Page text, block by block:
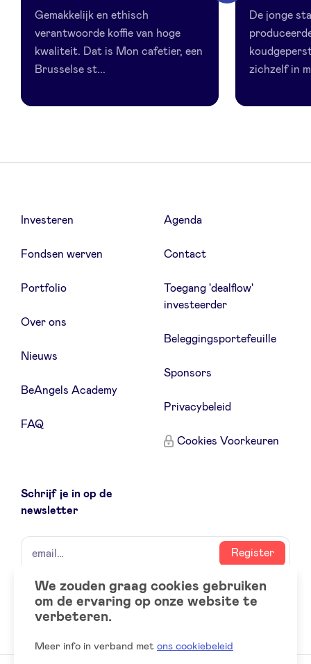
Gemakkelijk en ethisch
verantwoorde koffie van hoge
kwaliteit. Dat is Mon cafetier, een
Brusselse st...
De jonge
zichzelf in
Investeren
Fondsen werven
Portfolio
Over ons
Nieuws
BeAngels Academy
FAQ
Agenda
Contact
Toegang 'dealflow'
investeerder
Beleggingsportefeuille
Sponsors
Privacybeleid
Cookies Voorkeuren
Schrijf je in op de
newsletter
naam
email
Register
Social
accounts
LinkedIn
We zouden graag cookies gebruiken
om de ervaring op onze website te
verbeteren.
Meer info in verband met ons cookiebeleid